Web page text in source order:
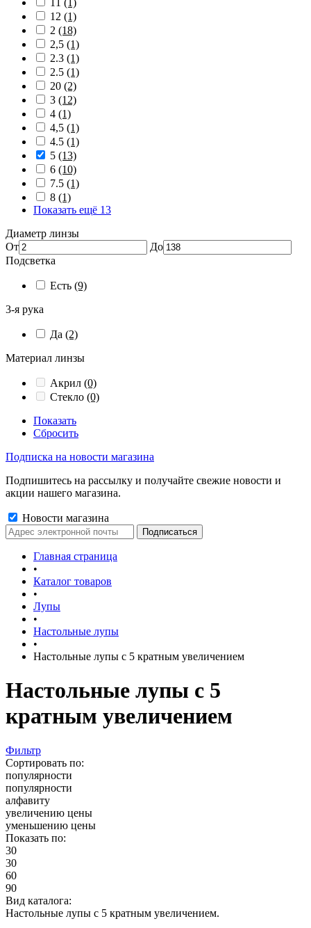
(1)
12 (1)
2 (18)
2,5 (1)
2.3 (1)
2.5 (1)
20 (2)
3 (12)
4 (1)
4,5 (1)
4.5 (1)
5 (13)
6 (10)
7.5 (1)
8 (1)
Показать ещё 13
Диаметр линзы
От
До
Подсветка
Есть (9)
3-я рука
Да (2)
Материал линзы
Акрил (0)
Стекло (0)
Показать
Сбросить
Подписка на новости магазина
Подпишитесь на рассылку и получайте свежие новости и
акции нашего магазина.
Новости магазина
Главная страница
•
Каталог товаров
•
Лупы
•
Настольные лупы
•
Настольные лупы с 5 кратным увеличением
Настольные лупы с 5
кратным увеличением
Фильтр
Сортировать по:
популярности
популярности
алфавиту
увеличению цены
уменьшению цены
Показать по:
30
30
60
90
Вид каталога:
Настольные лупы с 5 кратным увеличением.